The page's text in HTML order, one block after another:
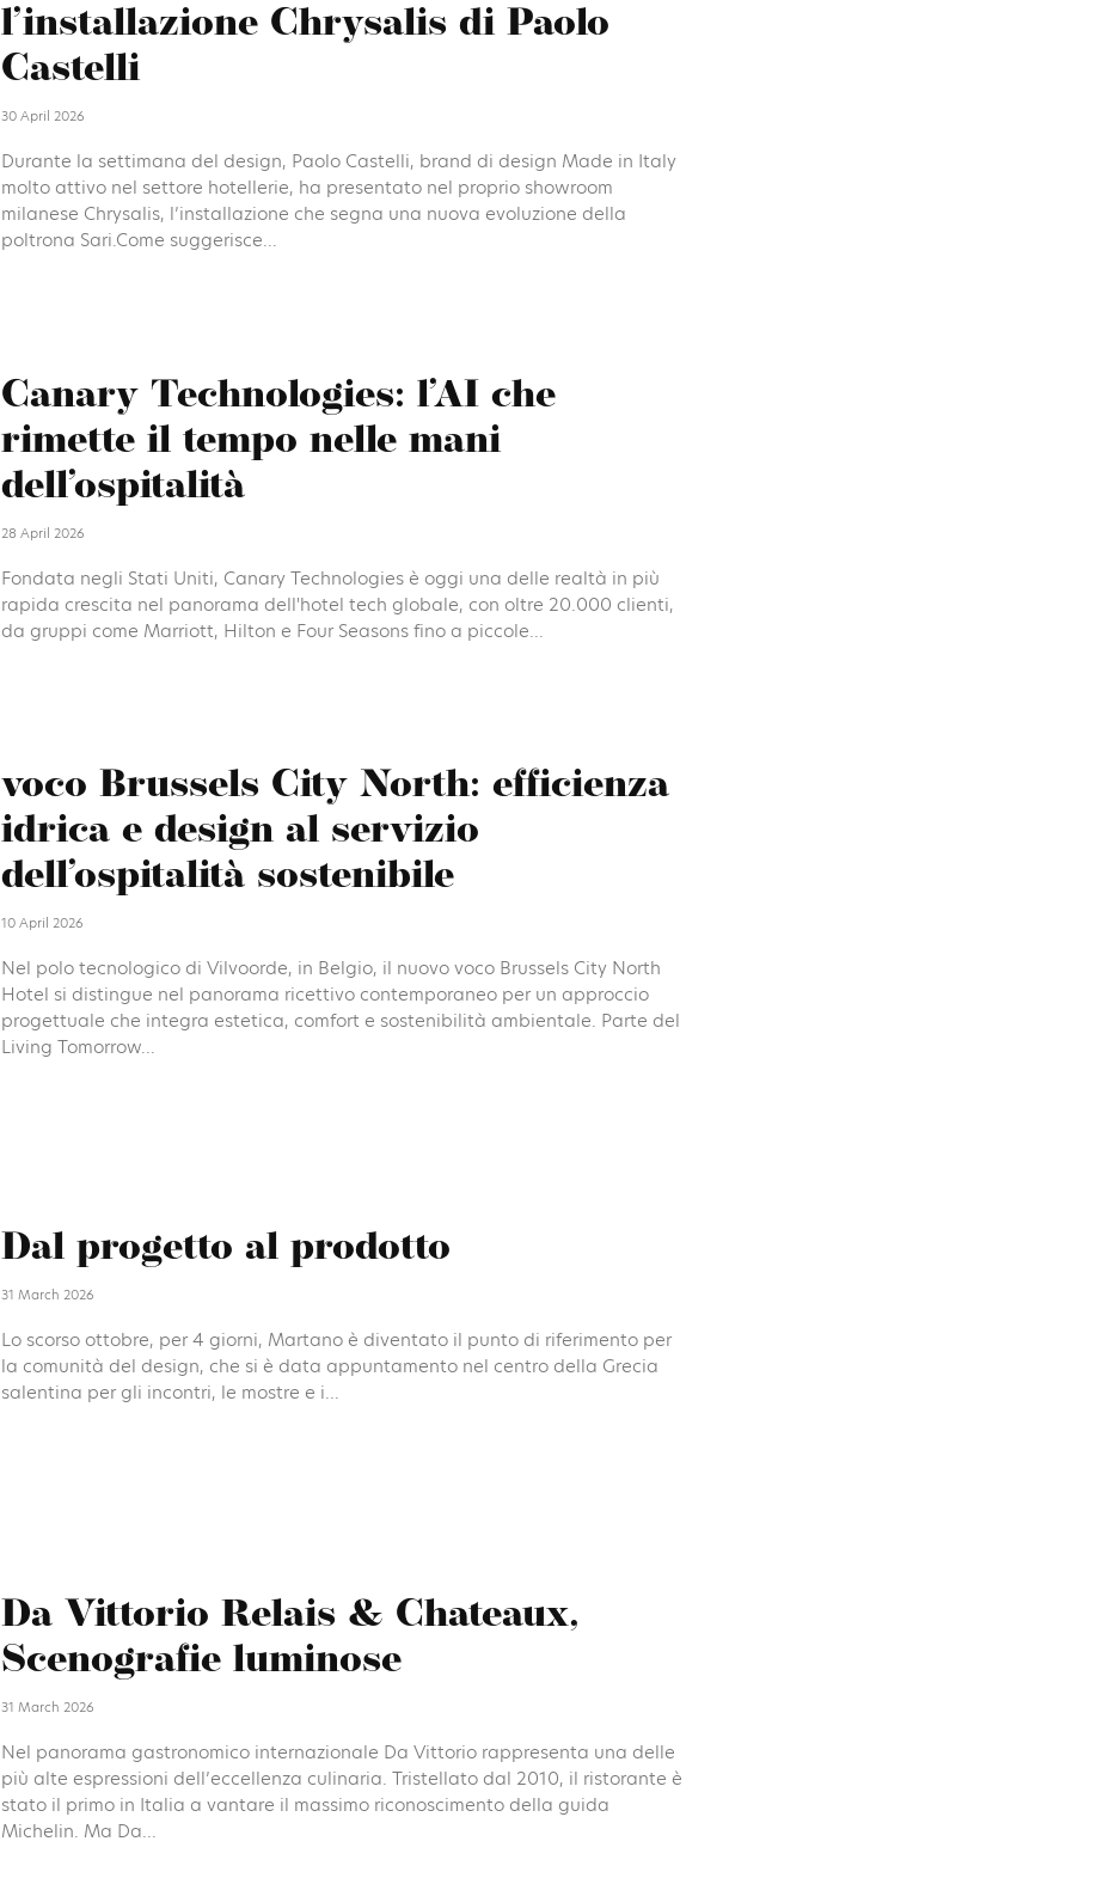
l’installazione Chrysalis di Paolo
Castelli
30 April 2026
Durante la settimana del design, Paolo Castelli, brand di design Made in Italy
molto attivo nel settore hotellerie, ha presentato nel proprio showroom
milanese Chrysalis, l’installazione che segna una nuova evoluzione della
poltrona Sari.Come suggerisce...
Canary Technologies: l’AI che
rimette il tempo nelle mani
dell’ospitalità
28 April 2026
Fondata negli Stati Uniti, Canary Technologies è oggi una delle realtà in più
rapida crescita nel panorama dell'hotel tech globale, con oltre 20.000 clienti,
da gruppi come Marriott, Hilton e Four Seasons fino a piccole...
voco Brussels City North: efficienza
idrica e design al servizio
dell’ospitalità sostenibile
10 April 2026
Nel polo tecnologico di Vilvoorde, in Belgio, il nuovo voco Brussels City North
Hotel si distingue nel panorama ricettivo contemporaneo per un approccio
progettuale che integra estetica, comfort e sostenibilità ambientale. Parte del
Living Tomorrow...
Dal progetto al prodotto
31 March 2026
Lo scorso ottobre, per 4 giorni, Martano è diventato il punto di riferimento per
la comunità del design, che si è data appuntamento nel centro della Grecia
salentina per gli incontri, le mostre e i...
Da Vittorio Relais & Chateaux,
Scenografie luminose
31 March 2026
Nel panorama gastronomico internazionale Da Vittorio rappresenta una delle
più alte espressioni dell’eccellenza culinaria. Tristellato dal 2010, il ristorante è
stato il primo in Italia a vantare il massimo riconoscimento della guida
Michelin. Ma Da...